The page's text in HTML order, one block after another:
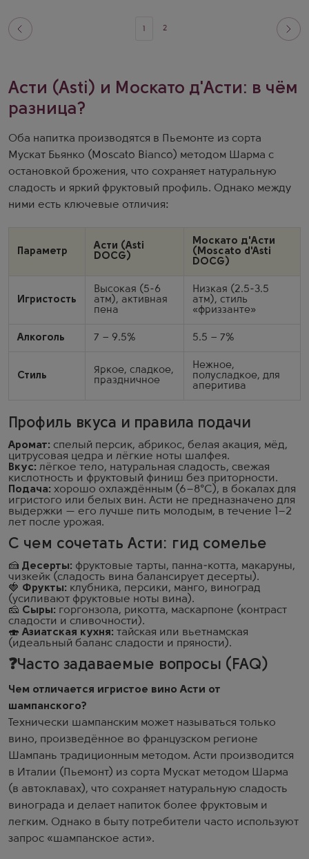
2
Асти (Asti) и Москато д'Асти: в чём
разница?
Оба напитка производятся в Пьемонте из сорта
Мускат Бьянко (Moscato Bianco) методом Шарма с
остановкой брожения, что сохраняет натуральную
сладость и яркий фруктовый профиль. Однако между
ними есть ключевые отличия:
Параметр
Асти (Asti
DOCG)
Москато д'Асти
(Moscato d'Asti
DOCG)
Игристость
Высокая (5-6
атм), активная
пена
Низкая (2.5-3.5
атм), стиль
«фриззанте»
Алкоголь 7 – 9.5% 5.5 – 7%
Стиль
Яркое, сладкое,
праздничное
Нежное,
полусладкое, для
аперитива
Профиль вкуса и правила подачи
Аромат: спелый персик, абрикос, белая акация, мёд,
цитрусовая цедра и лёгкие ноты шалфея.
Вкус: лёгкое тело, натуральная сладость, свежая
кислотность и фруктовый финиш без приторности.
Подача: хорошо охлаждённым (6–8°C), в бокалах для
игристого или белых вин. Асти не предназначено для
выдержки — его лучше пить молодым, в течение 1–2
лет после урожая.
С чем сочетать Асти: гид сомелье
🍰 Десерты: фруктовые тарты, панна-котта, макаруны,
чизкейк (сладость вина балансирует десерты).
🍓 Фрукты: клубника, персики, манго, виноград
(усиливают фруктовые ноты вина).
🧀 Сыры: горгонзола, рикотта, маскарпоне (контраст
сладости и сливочности).
🍣Азиатская кухня: тайская или вьетнамская
(идеальный баланс сладости и пряности).
❓Часто задаваемые вопросы (FAQ)
Чем отличается игристое вино Асти от
шампанского?
Технически шампанским может называться только
вино, произведённое во французском регионе
Шампань традиционным методом. Асти производится
в Италии (Пьемонт) из сорта Мускат методом Шарма
(в автоклавах), что сохраняет натуральную сладость
винограда и делает напиток более фруктовым и
легким. Однако в быту потребители часто используют
запрос «шампанское асти».